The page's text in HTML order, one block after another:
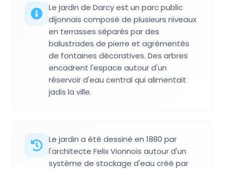
Le jardin de Darcy est un parc public
dijonnais composé de plusieurs niveaux
en terrasses séparés par des
balustrades de pierre et agrémentés
de fontaines décoratives. Des arbres
encadrent l'espace autour d'un
réservoir d'eau central qui alimentait
jadis la ville.
Le jardin a été dessiné en 1880 par
l'architecte Felix Vionnois autour d'un
système de stockage d'eau créé par